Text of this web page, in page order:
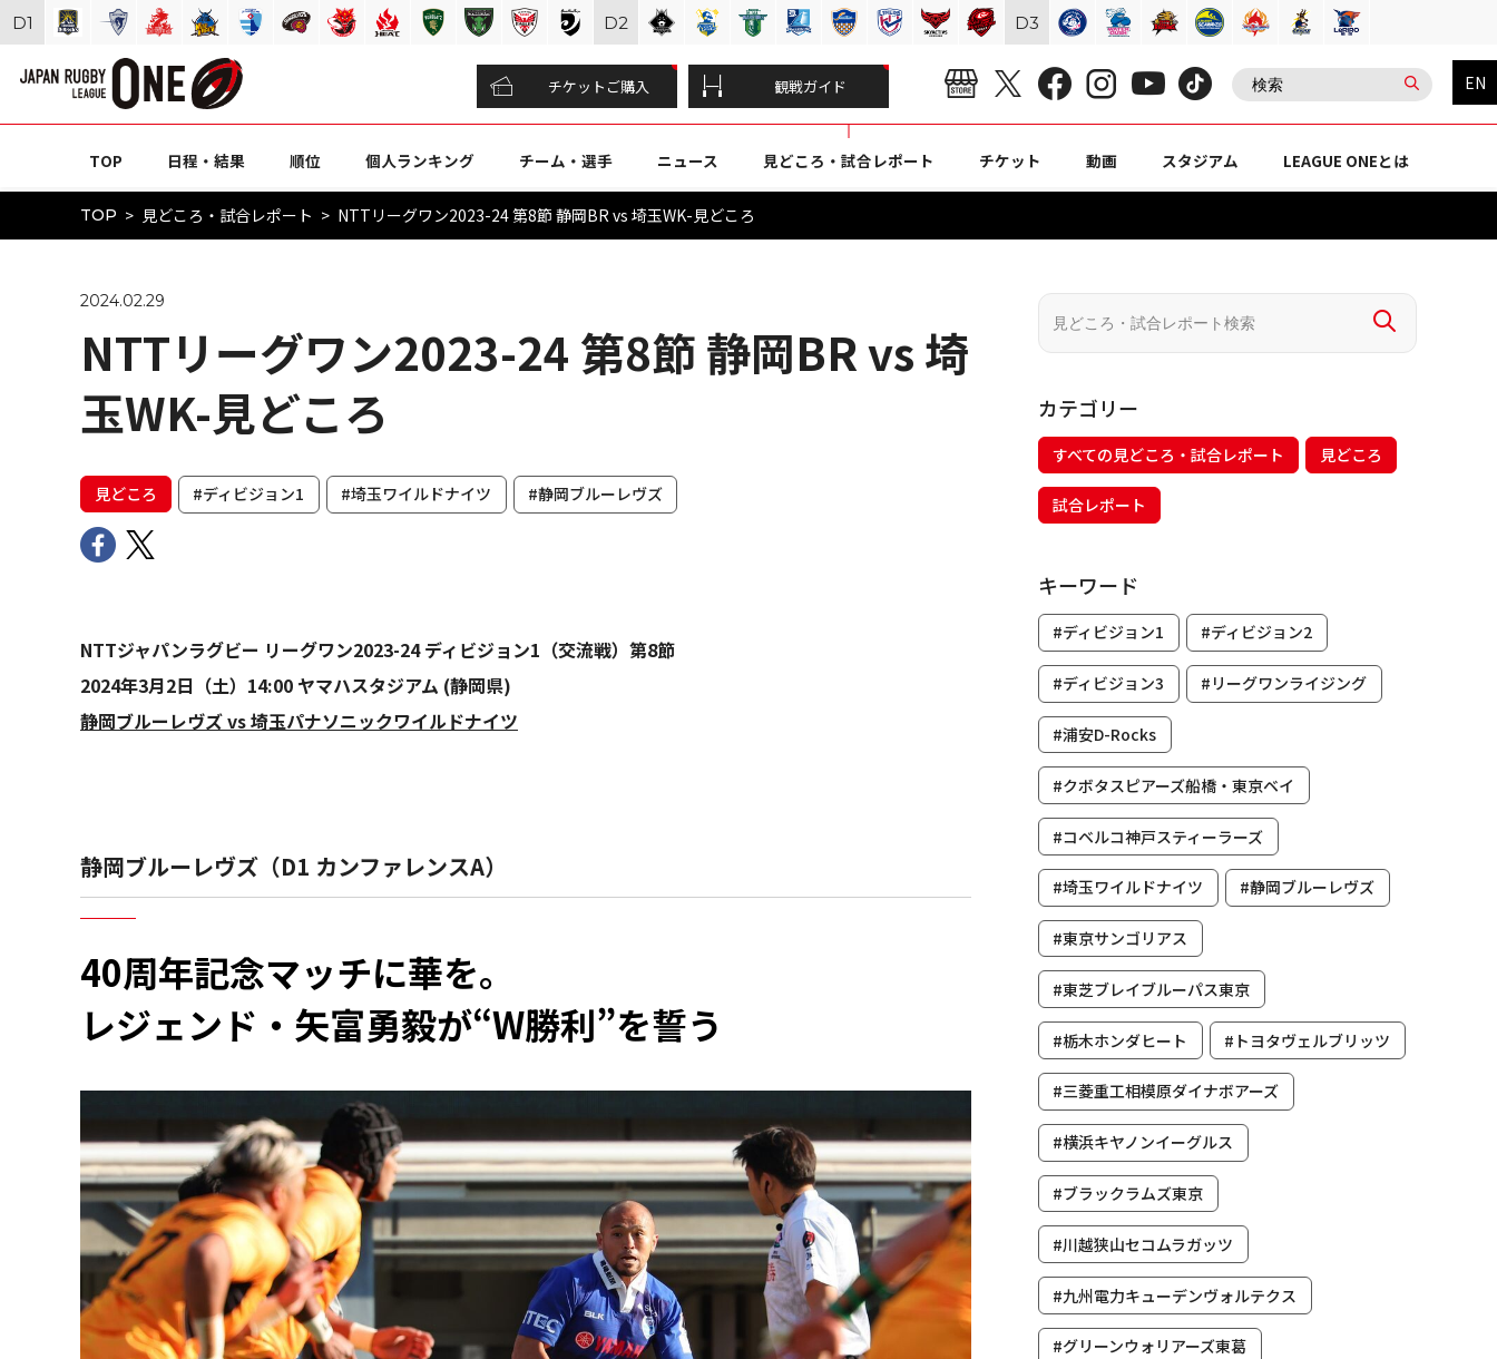
チケットご購入 観戦ガイド EN
TOP 日程・結果 順位 個人ランキング チーム・選手 ニュース 見どころ・試合レポート チケット 動画 スタジアム LEAGUE ONEとは
TOP 見どころ・試合レポート NTTリーグワン2023-24 第8節 静岡BR vs 埼玉WK-見どころ
2024.02.29
NTTリーグワン2023-24 第8節 静岡BR vs 埼
玉WK-見どころ
見どころ #ディビジョン1 #埼玉ワイルドナイツ #静岡ブルーレヴズ
NTTジャパンラグビー リーグワン2023-24 ディビジョン1（交流戦）第8節
2024年3月2日（土）14:00 ヤマハスタジアム (静岡県)
静岡ブルーレヴズ vs 埼玉パナソニックワイルドナイツ
静岡ブルーレヴズ（D1 カンファレンスA）
40周年記念マッチに華を。
レジェンド・矢富勇毅が“W勝利”を誓う
カテゴリー
すべての見どころ・試合レポート 見どころ
試合レポート
キーワード
#ディビジョン1 #ディビジョン2
#ディビジョン3 #リーグワンライジング
#浦安D-Rocks
#クボタスピアーズ船橋・東京ベイ
#コベルコ神戸スティーラーズ
#埼玉ワイルドナイツ #静岡ブルーレヴズ
#東京サンゴリアス
#東芝ブレイブルーパス東京
#栃木ホンダヒート #トヨタヴェルブリッツ
#三菱重工相模原ダイナボアーズ
#横浜キヤノンイーグルス
#ブラックラムズ東京
#川越狭山セコムラガッツ
#九州電力キューデンヴォルテクス
#グリーンウォリアーズ東葛
D1 D2 D3